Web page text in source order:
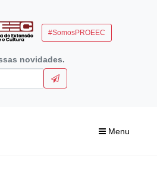
#SomosPROEEC
novidades.
Menu